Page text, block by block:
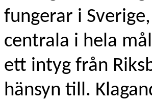
fungerar i
centrala i hela
ett intyg från
hänsyn till.